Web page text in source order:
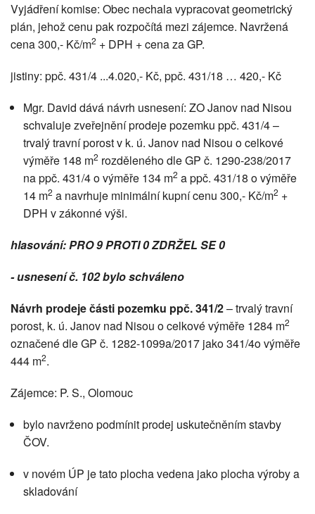
Vyjádření komise: Obec nechala vypracovat geometrický
plán, jehož cenu pak rozpočítá mezi zájemce. Navržená
cena 300,- Kč/m2 + DPH + cena za GP.
jistiny: ppč. 431/4 ...4.020,- Kč, ppč. 431/18 … 420,- Kč
Mgr. David dává návrh usnesení: ZO Janov nad Nisou
schvaluje zveřejnění prodeje pozemku ppč. 431/4 –
trvalý travní porost v k. ú. Janov nad Nisou o celkové
výměře 148 m2 rozděleného dle GP č. 1290-238/2017
na ppč. 431/4 o výměře 134 m2 a ppč. 431/18 o výměře
14 m2 a navrhuje minimální kupní cenu 300,- Kč/m2 +
DPH v zákonné výši.
hlasování: PRO 9 PROTI 0 ZDRŽEL SE 0
- usnesení č. 102 bylo schváleno
Návrh prodeje části pozemku ppč. 341/2– trvalý travní
porost, k. ú. Janov nad Nisou o celkové výměře 1284 m2
označené dle GP č. 1282-1099a/2017 jako 341/4o výměře
444 m2.
Zájemce: P. S., Olomouc
bylo navrženo podmínit prodej uskutečněním stavby
ČOV.
v novém ÚP je tato plocha vedena jako plocha výroby a
skladování